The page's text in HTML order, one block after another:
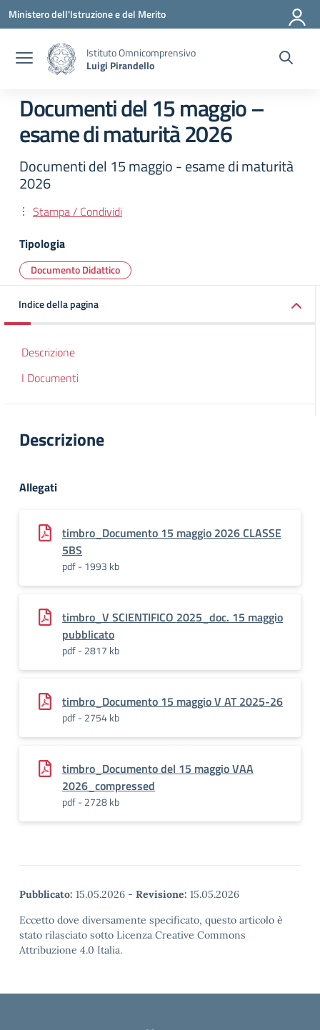
Vai ai contenuti
Vai al menu di navigazione
Vai al footer
Ministero dell'Istruzione e del Merito
Istituto Omnicomprensivo
Luigi Pirandello
Documenti del 15 maggio –
esame di maturità 2026
Documenti del 15 maggio - esame di maturità
2026
Stampa / Condividi
Tipologia
Documento Didattico
Indice della pagina
Descrizione
I Documenti
Descrizione
Allegati
timbro_Documento 15 maggio 2026 CLASSE
5BS
pdf - 1993 kb
timbro_V SCIENTIFICO 2025_doc. 15 maggio
pubblicato
pdf - 2817 kb
timbro_Documento 15 maggio V AT 2025-26
pdf - 2754 kb
timbro_Documento del 15 maggio VAA
2026_compressed
pdf - 2728 kb
Pubblicato: 15.05.2026 - Revisione: 15.05.2026
Eccetto dove diversamente specificato, questo articolo è
stato rilasciato sotto Licenza Creative Commons
Attribuzione 4.0 Italia.